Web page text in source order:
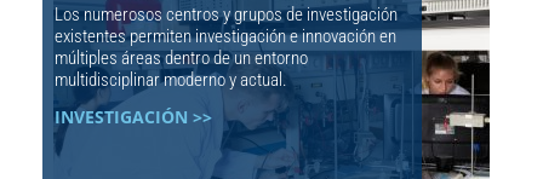
Los numerosos centros y grupos de investigación
existentes permiten investigación e innovación en
múltiples áreas dentro de un entorno
multidisciplinar moderno y actual.
INVESTIGACIÓN >>